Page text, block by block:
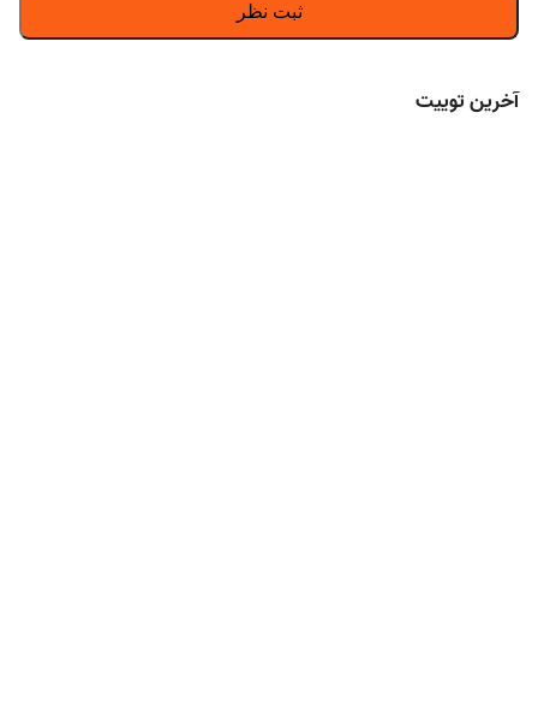
آخرین توییت